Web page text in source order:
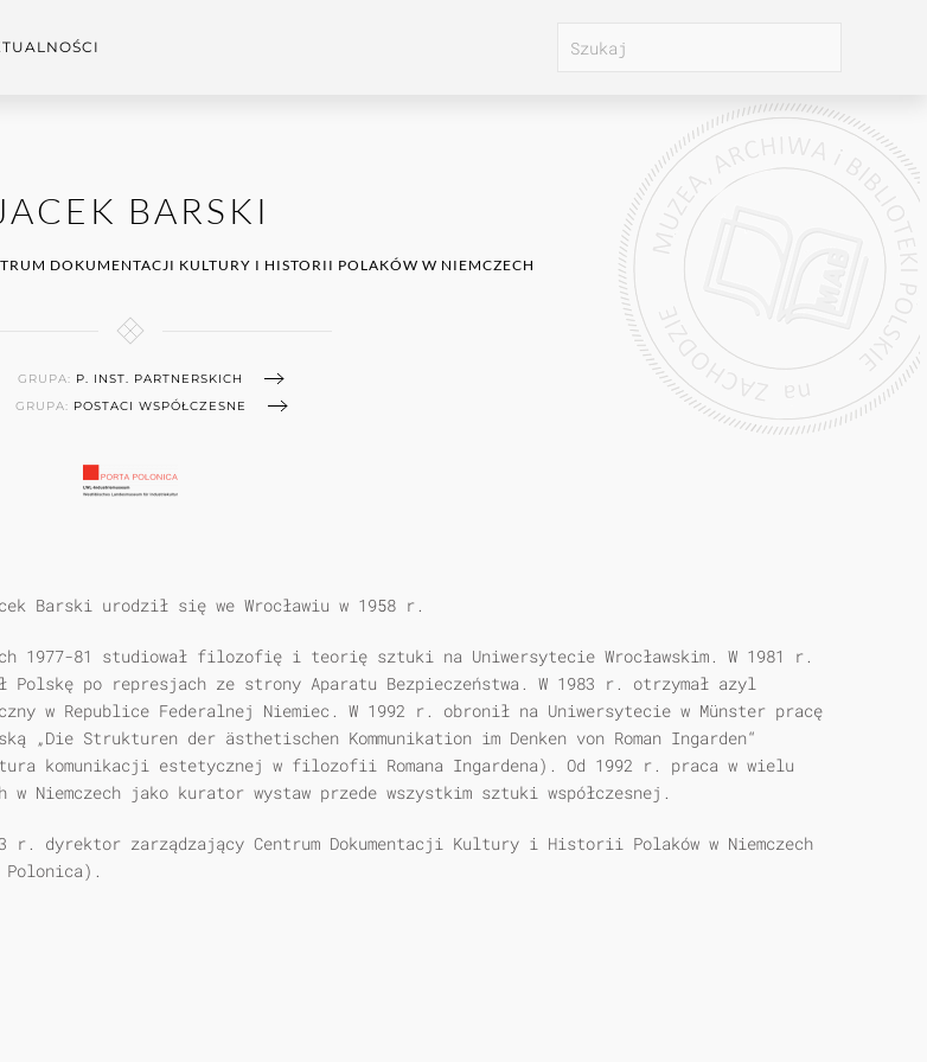
JACEK BARSKI
DOKUMENTACJI KULTURY I HISTORII POLAKÓW W NIEMCZECH
GRUPA: P. INST. PARTNERSKICH
GRUPA: POSTACI WSPÓŁCZESNE
Barski urodził się we Wrocławiu w 1958 r.
1977-81 studiował filozofię i teorię sztuki na Uniwersytecie Wrocławskim. W 1981 r.
Polskę po represjach ze strony Aparatu Bezpieczeństwa. W 1983 r. otrzymał azyl
w Republice Federalnej Niemiec. W 1992 r. obronił na Uniwersytecie w Münster pracę
„Die Strukturen der ästhetischen Kommunikation im Denken von Roman Ingarden“
komunikacji estetycznej w filozofii Romana Ingardena). Od 1992 r. praca w wielu
w Niemczech jako kurator wystaw przede wszystkim sztuki współczesnej.
r. dyrektor zarządzający Centrum Dokumentacji Kultury i Historii Polaków w Niemczech
Polonica).